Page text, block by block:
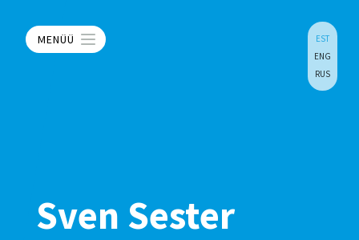
MENÜÜ
EST
ENG
RUS
Sven Sester